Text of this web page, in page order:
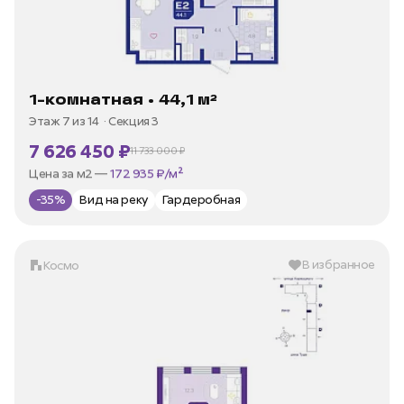
1-комнатная • 44,1 м²
Этаж 7 из 14 Секция 3
7 626 450 ₽11 733 000 ₽
В ипотеку —от 35 973 ₽/мес
Цена за м2 —172 935 ₽/м²
-35%
Вид на реку Гардеробная
Космо В избранное